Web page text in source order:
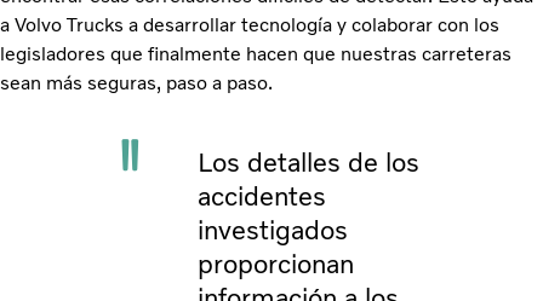
a Volvo Trucks a desarrollar tecnología y colaborar con los
legisladores que finalmente hacen que nuestras carreteras
sean más seguras, paso a paso.
Los detalles de los
accidentes
investigados
proporcionan